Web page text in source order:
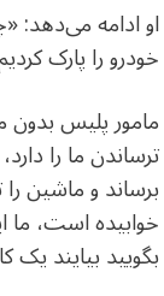
او ادامه می‌دهد:
خودرو را پارک
مامور پلیس
ترساندن ما را
برساند و ماشین
خوابیده است، ما
بگویید بیایند